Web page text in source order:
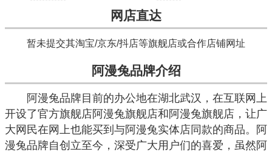
网店直达
暂未提交其淘宝/京东/抖店等旗舰店或合作店铺网址
阿漫兔品牌介绍
阿漫兔品牌目前的办公地在湖北武汉，在互联网上
开设了官方旗舰店阿漫兔旗舰店和阿漫兔旗舰店，让广
大网民在网上也能买到与阿漫兔实体店同款的商品。阿
漫兔品牌自创立至今，深受广大用户们的喜爱，虽然阿